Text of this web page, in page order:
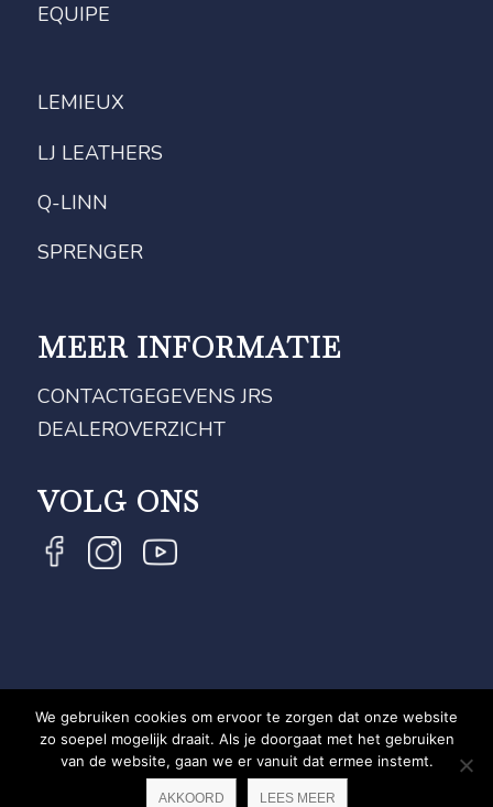
EQUIPE
LEMIEUX
LJ LEATHERS
Q-LINN
SPRENGER
MEER INFORMATIE
CONTACTGEGEVENS JRS
DEALEROVERZICHT
VOLG ONS
COPYRIGHT JRS - EQUESTRIAN BRAND EXPERT -
PRIVACYVERKLARING
WEBSITE DOOR NEWMORE
We gebruiken cookies om ervoor te zorgen dat onze website
zo soepel mogelijk draait. Als je doorgaat met het gebruiken
van de website, gaan we er vanuit dat ermee instemt.
AKKOORD LEES MEER